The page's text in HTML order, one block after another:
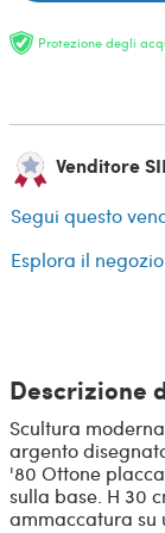
Protezione degli
Venditore
Segui questo
Esplora il
Descrizione
Scultura
argento
'80 Ottone
sulla base. H 30
ammaccatura su